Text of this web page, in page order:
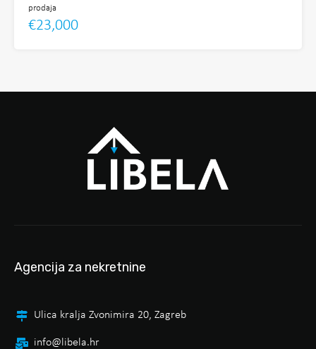
prodaja
€23,000
Agencija za nekretnine
Ulica kralja Zvonimira 20, Zagreb
info@libela.hr